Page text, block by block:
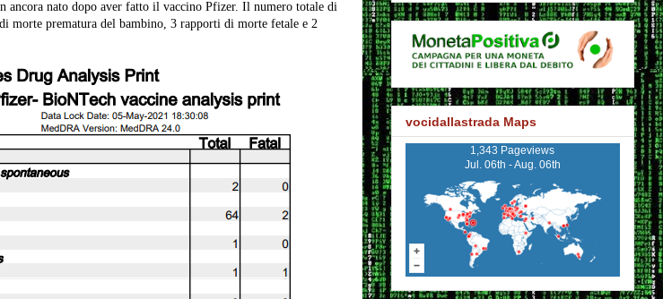
ancora nato dopo aver fatto il vaccino Pfizer. Il numero totale di
morte prematura del bambino, 3 rapporti di morte fetale e 2
vocidallastrada Maps
1,343 Pageviews
Jul. 06th - Aug. 06th